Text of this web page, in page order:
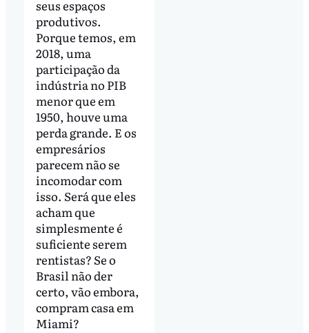
seus espaços
produtivos.
Porque temos, em
2018, uma
participação da
indústria no PIB
menor que em
1950, houve uma
perda grande. E os
empresários
parecem não se
incomodar com
isso. Será que eles
acham que
simplesmente é
suficiente serem
rentistas? Se o
Brasil não der
certo, vão embora,
compram casa em
Miami?